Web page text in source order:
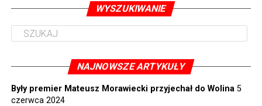
WYSZUKIWANIE
NAJNOWSZE ARTYKUŁY
Były premier Mateusz Morawiecki przyjechał do Wolina 5
czerwca 2024